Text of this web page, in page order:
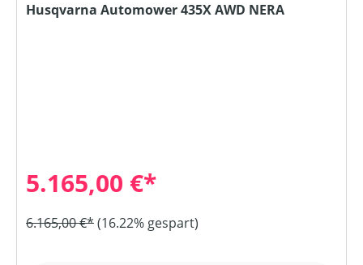
Husqvarna Automower 435X AWD NERA
5.165,00 €*
6.165,00 €*(16.22% gespart)